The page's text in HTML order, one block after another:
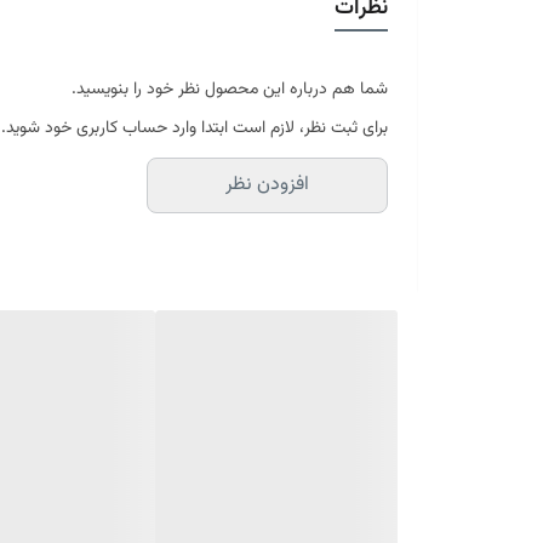
موجود در سایز بندی : 4 ، 6 ، 9 ، 12 متری ( قابل سفارش در ابعاد دلخواه-سایز غیر استاندارد)
ابعاد 6 متری : 200*300 سانتیمتر
ابعاد 9 متری : 250*350 سانتیمتر
ابعاد 12 متری : 300*400 سانتیمتر
ارسال کالای خواب متین تا کمتر از 30 روز کاری آینده
نظرات
شما هم درباره این محصول نظر خود را بنویسید.
برای ثبت نظر، لازم است ابتدا وارد حساب کاربری خود شوید.
افزودن نظر